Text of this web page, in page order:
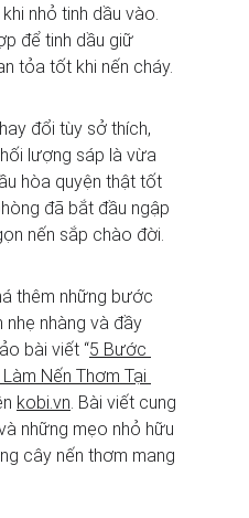
nhỏ tinh dầu vào.
để tinh dầu giữ
tỏa tốt khi nến cháy.
đổi tùy sở thích,
lượng sáp là vừa
hòa quyện thật tốt
đã bắt đầu ngập
nến sắp chào đời.
thêm những bước
nhàng và đầy
bài viết “5 Bước
Nến Thơm Tại
kobi.vn. Bài viết cung
những mẹo nhỏ hữu
cây nến thơm mang